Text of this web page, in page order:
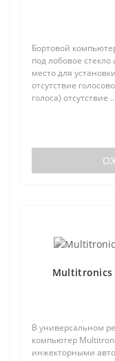
Бортовой
под лобовое
место для
отсутствие
голоса) отсутствие ..
Multitronics
В универсальном
компьютер
инжекторными